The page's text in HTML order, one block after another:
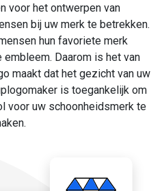
voor het ontwerpen van
bij uw merk te betrekken.
hun favoriete merk
Daarom is het van
maakt dat het gezicht van uw
is toegankelijk om
voor uw schoonheidsmerk te